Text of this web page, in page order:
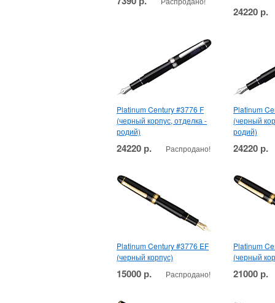
24220 р.
Platinum Century #3776 F
(черный корпус, отделка -
родий)
24220 р. Распродано!
Platinum
(черный
родий)
24220 р.
Platinum Century #3776 EF
(черный корпус)
15000 р. Распродано!
Platinum
(черный
21000 р.